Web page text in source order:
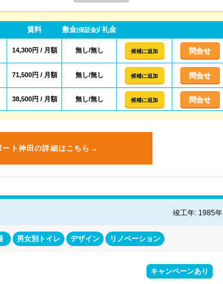
賃料 敷金(保証金)/ 礼金
14,300円 / 月額 無し/無し 候補に追加 問合せ
71,500円 / 月額 無し/無し 候補に追加 問合せ
38,500円 / 月額 無し/無し 候補に追加 問合せ
ート神田の詳細はこちら→
竣工年: 1985年
男女別トイレ デザイン リノベーション
キャンペーンあり